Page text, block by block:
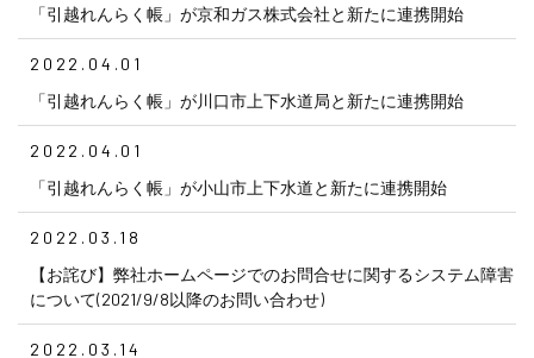
「引越れんらく帳」が京和ガス株式会社と新たに連携開始
2022.04.01
「引越れんらく帳」が川口市上下水道局と新たに連携開始
2022.04.01
「引越れんらく帳」が小山市上下水道と新たに連携開始
2022.03.18
【お詫び】弊社ホームページでのお問合せに関するシステム障害
について(2021/9/8以降のお問い合わせ)
2022.03.14